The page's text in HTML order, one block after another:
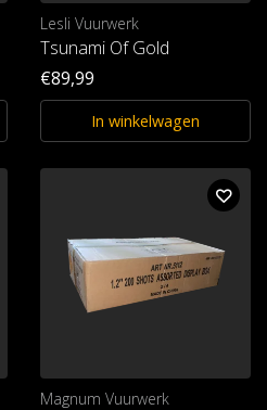
Lesli Vuurwerk
Tsunami Of Gold
€89,99
In winkelwagen
Magnum Vuurwerk